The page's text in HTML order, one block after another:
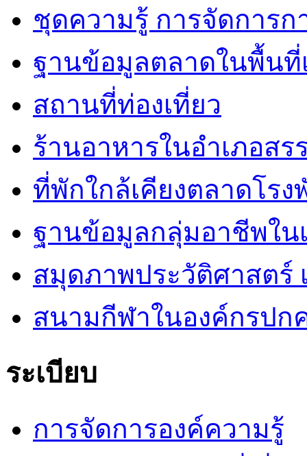
ชุดความรู้ การจัดการก
ฐานข้อมูลตลาดในพื้นที่
สถานที่ท่องเที่ยว
ร้านอาหารในอำเภอสร
ที่พักใกล้เคียงตลาดโรง
ฐานข้อมูลกลุ่มอาชีพใน
สมุดภาพประวัติศาสตร์
สนามกีฬาในองค์กรปก
ระเบียบ
การจัดการองค์ความรู้